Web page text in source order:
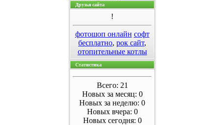
Друзья сайта
!
фотошоп онлайн софт
бесплатно, рок сайт,
отопительные котлы
Статистика
Всего: 21
Новых за месяц: 0
Новых за неделю: 0
Новых вчера: 0
Новых сегодня: 0